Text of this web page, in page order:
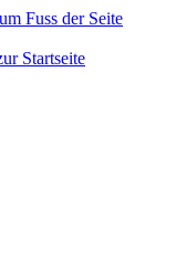
Fuss der Seite